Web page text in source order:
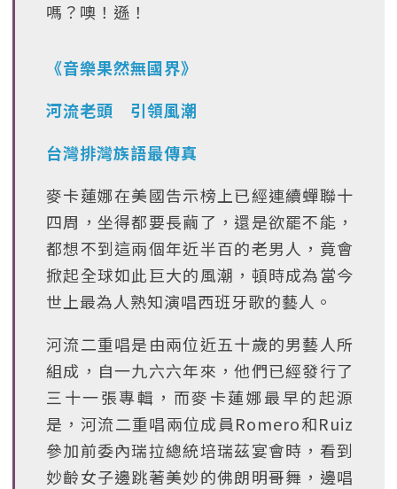
嗎？噢！遜！
《音樂果然無國界》
河流老頭 引領風潮
台灣排灣族語最傳真
麥卡蓮娜在美國告示榜上已經連續蟬聯十
四周，坐得都要長繭了，還是欲罷不能，
都想不到這兩個年近半百的老男人，竟會
掀起全球如此巨大的風潮，頓時成為當今
世上最為人熟知演唱西班牙歌的藝人。
河流二重唱是由兩位近五十歲的男藝人所
組成，自一九六六年來，他們已經發行了
三十一張專輯，而麥卡蓮娜最早的起源
是，河流二重唱兩位成員Romero和Ruiz
參加前委內瑞拉總統培瑞茲宴會時，看到
妙齡女子邊跳著美妙的佛朗明哥舞，邊唱